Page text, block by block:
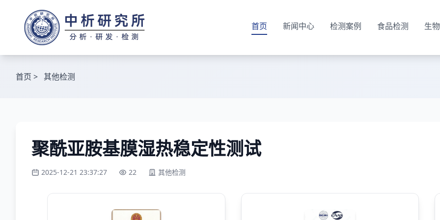
首页 新闻中心 检测案例 食品检测 生
首页 > 其他检测
聚酰亚胺基膜湿热稳定性测试
2025-12-21 23:37:27 22 其他检测